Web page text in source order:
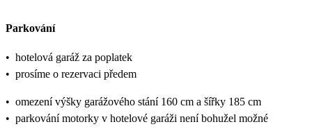
Parkování
• hotelová garáž za poplatek
• prosíme o rezervaci předem
• omezení výšky garážového stání 160 cm a šířky 185 cm
• parkování motorky v hotelové garáži není bohužel možné